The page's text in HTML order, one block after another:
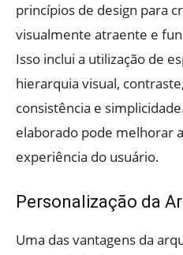
princípios de design para
visualmente atraente e
Isso inclui a utilização de
hierarquia visual,
consistência e
elaborado pode melhorar
experiência do usuário.
Personalização da
Uma das vantagens da